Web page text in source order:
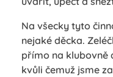
Na všecky tyto
nejaké děcka.
přímo na klubovně
kvůli čemuž jsme